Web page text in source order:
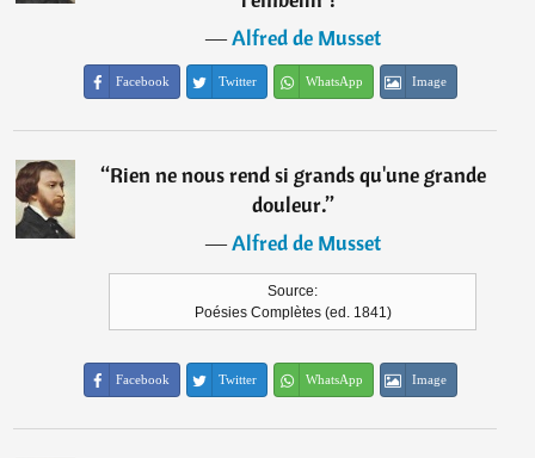
―Alfred de Musset
Facebook Twitter WhatsApp Image
“Rien ne nous rend si grands qu'une grande
douleur.”
―Alfred de Musset
Source:
Poésies Complètes (ed. 1841)
Facebook Twitter WhatsApp Image